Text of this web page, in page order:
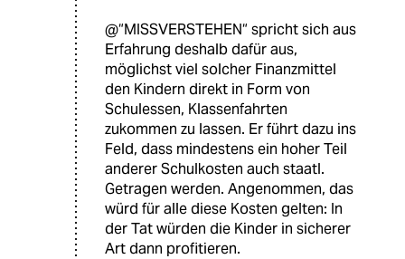
@“MISSVERSTEHEN“ spricht sich aus
Erfahrung deshalb dafür aus,
möglichst viel solcher Finanzmittel
den Kindern direkt in Form von
Schulessen, Klassenfahrten
zukommen zu lassen. Er führt dazu ins
Feld, dass mindestens ein hoher Teil
anderer Schulkosten auch staatl.
Getragen werden. Angenommen, das
würd für alle diese Kosten gelten: In
der Tat würden die Kinder in sicherer
Art dann profitieren.